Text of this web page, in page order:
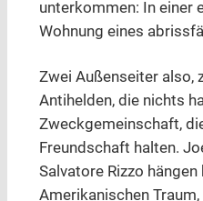
unterkommen: In einer
Wohnung eines
Zwei Außenseiter also,
Antihelden, die nichts
Zweckgemeinschaft,
Freundschaft halten.
Salvatore Rizzo
Amerikanischen